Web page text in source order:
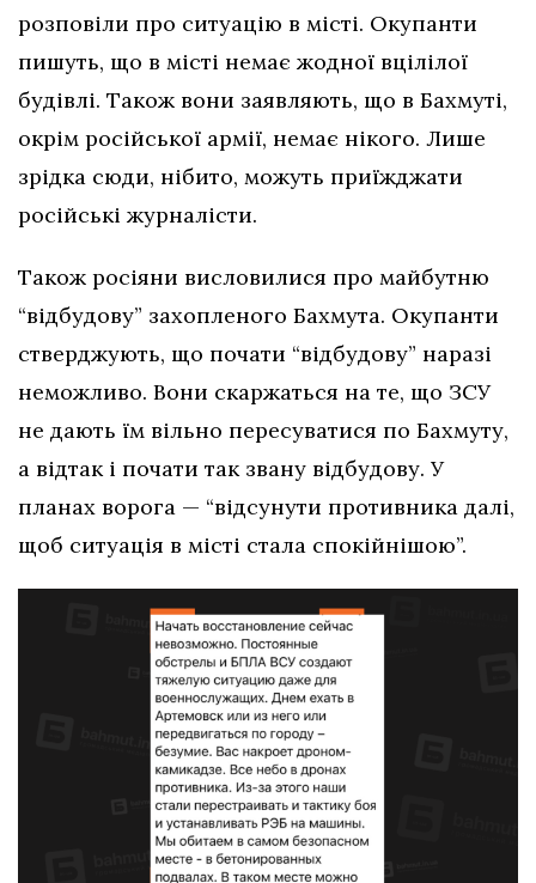
розповіли про ситуацію в місті. Окупанти
пишуть, що в місті немає жодної вцілілої
будівлі. Також вони заявляють, що в Бахмуті,
окрім російської армії, немає нікого. Лише
зрідка сюди, нібито, можуть приїжджати
російські журналісти.
Також росіяни висловилися про майбутню
“відбудову” захопленого Бахмута. Окупанти
стверджують, що почати “відбудову” наразі
неможливо. Вони скаржаться на те, що ЗСУ
не дають їм вільно пересуватися по Бахмуту,
а відтак і почати так звану відбудову. У
планах ворога — “відсунути противника далі,
щоб ситуація в місті стала спокійнішою”.